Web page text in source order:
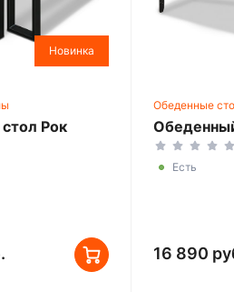
Новинка
Рок
Обеденные
Есть
16 890